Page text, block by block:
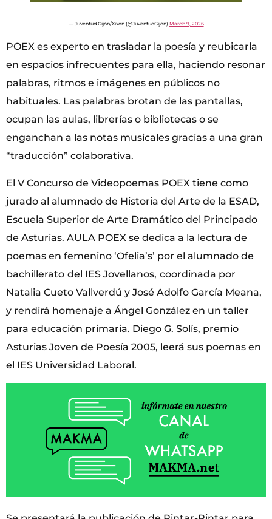
— Juventud Gijón/Xixón (@JuventudGijon) March 9, 2026
POEX es experto en trasladar la poesía y reubicarla
en espacios infrecuentes para ella, haciendo resonar
palabras, ritmos e imágenes en públicos no
habituales. Las palabras brotan de las pantallas,
ocupan las aulas, librerías o bibliotecas o se
enganchan a las notas musicales gracias a una gran
“traducción” colaborativa.
El V Concurso de Videopoemas POEX tiene como
jurado al alumnado de Historia del Arte de la ESAD,
Escuela Superior de Arte Dramático del Principado
de Asturias. AULA POEX se dedica a la lectura de
poemas en femenino ‘Ofelia’s’ por el alumnado de
bachillerato del IES Jovellanos, coordinada por
Natalia Cueto Vallverdú y José Adolfo García Meana,
y rendirá homenaje a Ángel González en un taller
para educación primaria. Diego G. Solís, premio
Asturias Joven de Poesía 2005, leerá sus poemas en
el IES Universidad Laboral.